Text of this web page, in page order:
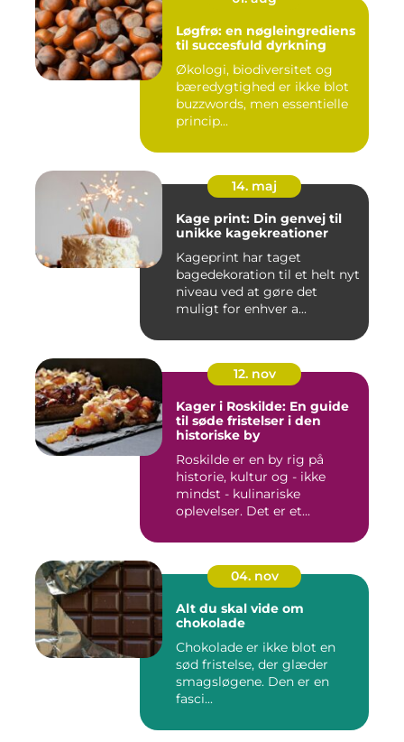
Løgfrø: en nøgleingrediens
til succesfuld dyrkning
Økologi, biodiversitet og
bæredygtighed er ikke blot
buzzwords, men essentielle
princip...
14. maj
Kage print: Din genvej til
unikke kagekreationer
Kageprint har taget
bagedekoration til et helt nyt
niveau ved at gøre det
muligt for enhver a...
12. nov
Kager i Roskilde: En guide
til søde fristelser i den
historiske by
Roskilde er en by rig på
historie, kultur og - ikke
mindst - kulinariske
oplevelser. Det er et...
04. nov
Alt du skal vide om
chokolade
Chokolade er ikke blot en
sød fristelse, der glæder
smagsløgene. Den er en
fasci...